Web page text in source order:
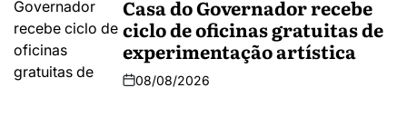
Casa do Governador recebe
ciclo de oficinas gratuitas de
experimentação artística
08/08/2026